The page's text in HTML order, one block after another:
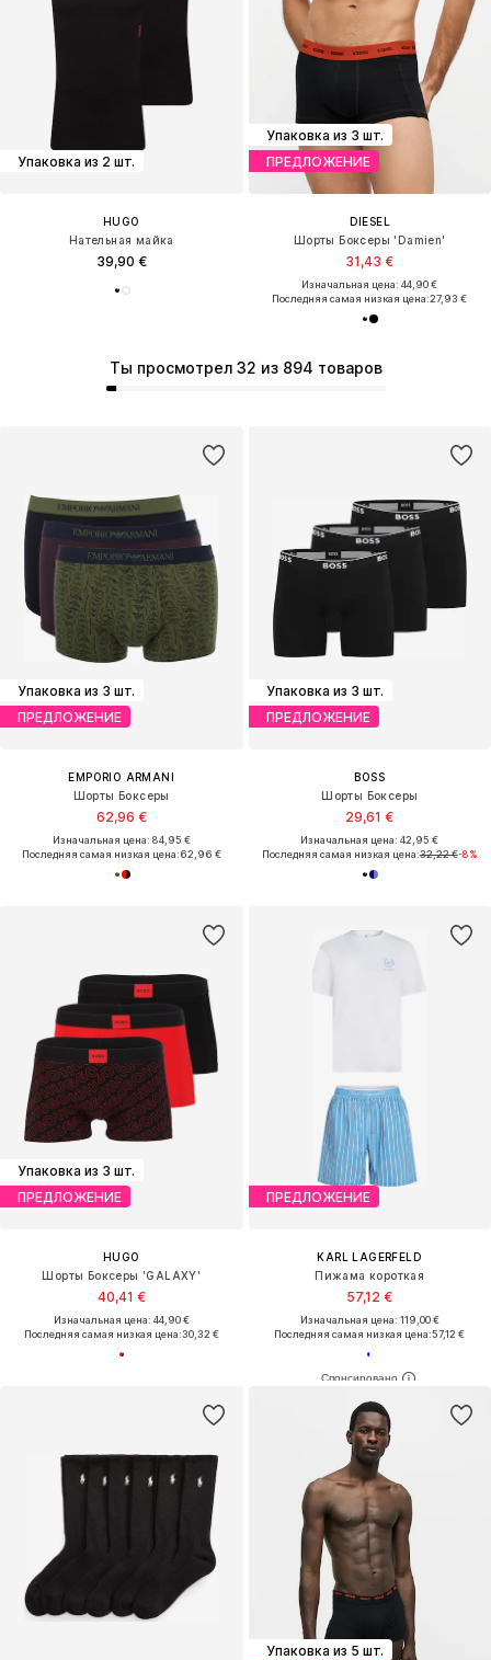
Упаковка из 2 шт.
HUGO
Нательная майка
39,90 €
Упаковка из 3 шт.
ПРЕДЛОЖЕНИЕ
DIESEL
Шорты Боксеры 'Damien'
31,43 €
Изначальная цена: 44,90 €
Последняя самая низкая цена:27,93 €
Ты просмотрел 32 из 894 товаров
Упаковка из 3 шт.
ПРЕДЛОЖЕНИЕ
EMPORIO ARMANI
Шорты Боксеры
62,96 €
Изначальная цена: 84,95 €
Последняя самая низкая цена:62,96 €
Упаковка из 3 шт.
ПРЕДЛОЖЕНИЕ
BOSS
Шорты Боксеры
29,61 €
Изначальная цена: 42,95 €
Последняя самая низкая цена:32,22 €-8%
Упаковка из 3 шт.
ПРЕДЛОЖЕНИЕ
HUGO
Шорты Боксеры 'GALAXY'
40,41 €
Изначальная цена: 44,90 €
Последняя самая низкая цена:30,32 €
ПРЕДЛОЖЕНИЕ
KARL LAGERFELD
Пижама короткая
57,12 €
Изначальная цена: 119,00 €
Последняя самая низкая цена:57,12 €
Упаковка из 5 шт.